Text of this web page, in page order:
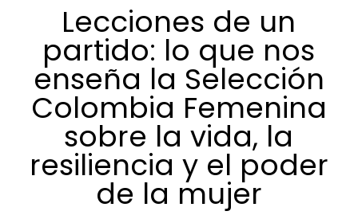
Lecciones de un
partido: lo que nos
enseña la Selección
Colombia Femenina
sobre la vida, la
resiliencia y el poder
de la mujer